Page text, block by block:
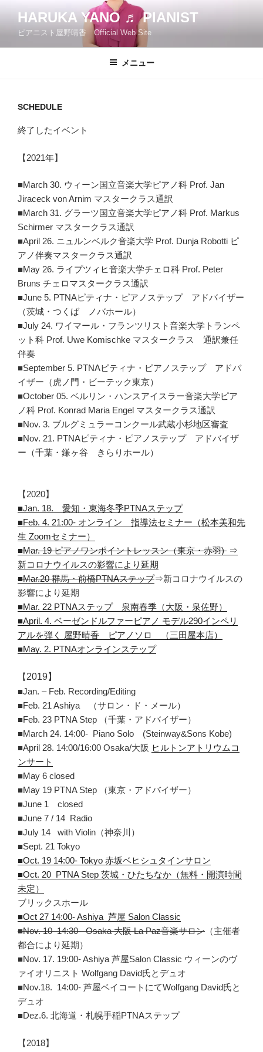
ン
HARUKA YANO ♬ PIANIST
ピアニスト屋野晴香 Official Web Site
メニュー
SCHEDULE
終了したイベント
【2021年】
■March 30. ウィーン国立音楽大学ピアノ科 Prof. Jan
Jiraceck von Arnim マスタークラス通訳
■March 31. グラーツ国立音楽大学ピアノ科 Prof. Markus
Schirmer マスタークラス通訳
■April 26. ニュルンベルク音楽大学 Prof. Dunja Robotti ピ
アノ伴奏マスタークラス通訳
■May 26. ライプツィヒ音楽大学チェロ科 Prof. Peter
Bruns チェロマスタークラス通訳
■June 5. PTNAピティナ・ピアノステップ アドバイザー
（茨城・つくば ノバホール）
■July 24. ワイマール・フランツリスト音楽大学トランペ
ット科 Prof. Uwe Komischke マスタークラス 通訳兼任
伴奏
■September 5. PTNAピティナ・ピアノステップ アドバ
イザー（虎ノ門・ビーテック東京）
■October 05. ベルリン・ハンスアイスラー音楽大学ピア
ノ科 Prof. Konrad Maria Engel マスタークラス通訳
■Nov. 3. ブルグミュラーコンクール武蔵小杉地区審査
■Nov. 21. PTNAピティナ・ピアノステップ アドバイザ
ー（千葉・鎌ヶ谷 きらりホール）
【2020】
■Jan. 18. 愛知・東海冬季PTNAステップ
■Feb. 4. 21:00- オンライン 指導法セミナー（松本美和先
生 Zoomセミナー）
■Mar. 19 ピアノワンポイントレッスン（東京・赤羽) ⇒
新コロナウイルスの影響により延期
■Mar.20 群馬・前橋PTNAステップ⇒新コロナウイルスの
影響により延期
■Mar. 22 PTNAステップ 泉南春季（大阪・泉佐野）
■April. 4. ベーゼンドルファーピアノ モデル290インペリ
アルを弾く 屋野晴香 ピアノソロ （三田屋本店）
■May. 2. PTNAオンラインステップ
【2019】
■Jan. – Feb. Recording/Editing
■Feb. 21 Ashiya （サロン・ド・メール）
■Feb. 23 PTNA Step （千葉・アドバイザー）
■March 24. 14:00- Piano Solo (Steinway&Sons Kobe)
■April 28. 14:00/16:00 Osaka/大阪 ヒルトンアトリウムコ
ンサート
■May 6 closed
■May 19 PTNA Step （東京・アドバイザー）
■June 1 closed
■June 7 / 14 Radio
■July 14 with Violin（神奈川）
■Sept. 21 Tokyo
■Oct. 19 14:00- Tokyo 赤坂ベヒシュタインサロン
■Oct. 20 PTNA Step 茨城・ひたちなか（無料・開演時間
未定）
ブリックスホール
■Oct 27 14:00- Ashiya 芦屋 Salon Classic
■Nov. 10 14:30- Osaka 大阪 La Paz音楽サロン （主催者
都合により延期）
■Nov. 17. 19:00- Ashiya 芦屋Salon Classic ウィーンのヴ
ァイオリニスト Wolfgang David氏とデュオ
■Nov.18. 14:00- 芦屋ベイコートにてWolfgang David氏と
デュオ
■Dez.6. 北海道・札幌手稲PTNAステップ
【2018】